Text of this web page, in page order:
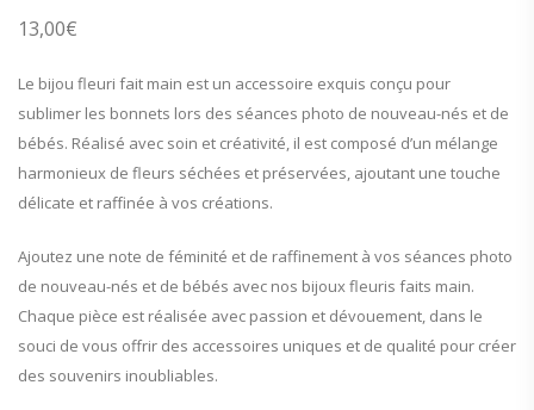
13,00€
Le bijou fleuri fait main est un accessoire exquis conçu pour
sublimer les bonnets lors des séances photo de nouveau-nés et de
bébés. Réalisé avec soin et créativité, il est composé d’un mélange
harmonieux de fleurs séchées et préservées, ajoutant une touche
délicate et raffinée à vos créations.
Ajoutez une note de féminité et de raffinement à vos séances photo
de nouveau-nés et de bébés avec nos bijoux fleuris faits main.
Chaque pièce est réalisée avec passion et dévouement, dans le
souci de vous offrir des accessoires uniques et de qualité pour créer
des souvenirs inoubliables.